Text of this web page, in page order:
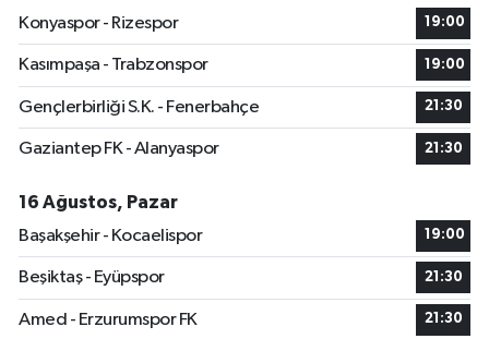
Konyaspor - Rizespor
19:00
Kasımpaşa - Trabzonspor 19:00
Gençlerbirliği S.K. - Fenerbahçe 21:30
Gaziantep FK - Alanyaspor 21:30
16 Ağustos, Pazar
Başakşehir - Kocaelispor
19:00
Beşiktaş - Eyüpspor 21:30
Amed - Erzurumspor FK 21:30